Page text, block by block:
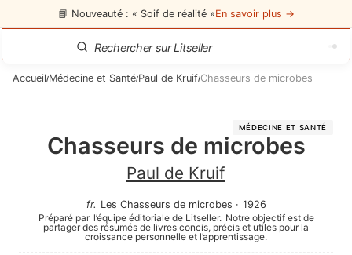
📘 Nouveauté : « Soif de réalité »En savoir plus →
Accueil/Médecine et Santé/Paul de Kruif/Chasseurs de microbes
MÉDECINE ET SANTÉ
Chasseurs de microbes
Paul de Kruif
fr. Les Chasseurs de microbes · 1926
Préparé par l’équipe éditoriale de Litseller. Notre objectif est de
partager des résumés de livres concis, précis et utiles pour la
croissance personnelle et l’apprentissage.